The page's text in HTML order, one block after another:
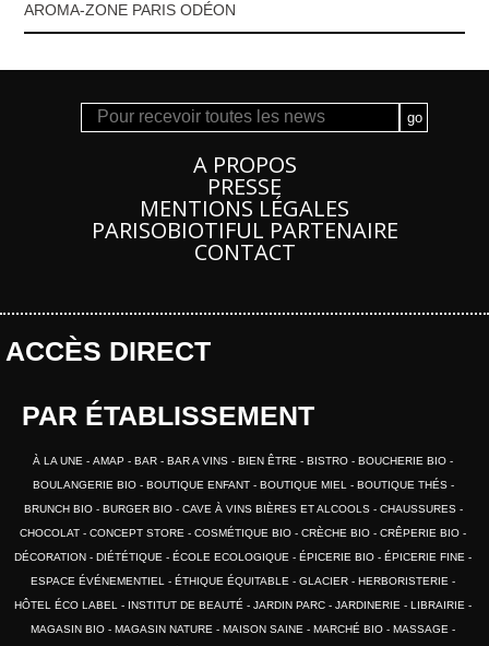
AROMA-ZONE PARIS ODÉON
A PROPOS
PRESSE
MENTIONS LÉGALES
PARISOBIOTIFUL PARTENAIRE
CONTACT
ACCÈS DIRECT
PAR ÉTABLISSEMENT
À LA UNE AMAP BAR BAR A VINS BIEN ÊTRE BISTRO
BOUCHERIE BIO
BOULANGERIE BIO
BOUTIQUE ENFANT BOUTIQUE MIEL
BOUTIQUE THÉS
BRUNCH BIO
BURGER BIO CAVE À VINS BIÈRES ET ALCOOLS
CHAUSSURES
CHOCOLAT
CONCEPT STORE COSMÉTIQUE BIO CRÈCHE BIO
CRÊPERIE BIO
DÉCORATION
DIÉTÉTIQUE ÉCOLE ECOLOGIQUE ÉPICERIE BIO
ÉPICERIE FINE
ESPACE ÉVÉNEMENTIEL
ÉTHIQUE ÉQUITABLE GLACIER
HERBORISTERIE
HÔTEL ÉCO LABEL
INSTITUT DE BEAUTÉ JARDIN PARC JARDINERIE
LIBRAIRIE
MAGASIN BIO
MAGASIN NATURE MAISON SAINE MARCHÉ BIO
MASSAGE